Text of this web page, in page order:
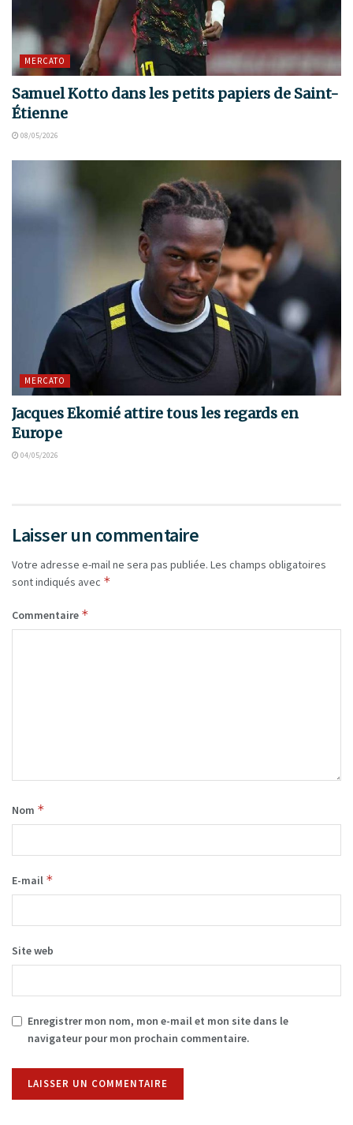
MERCATO
Samuel Kotto dans les petits papiers de Saint-
Étienne
08/05/2026
MERCATO
Jacques Ekomié attire tous les regards en
Europe
04/05/2026
Laisser un commentaire
Votre adresse e-mail ne sera pas publiée. Les champs obligatoires
sont indiqués avec *
Commentaire *
Nom *
E-mail *
Site web
Enregistrer mon nom, mon e-mail et mon site dans le
navigateur pour mon prochain commentaire.